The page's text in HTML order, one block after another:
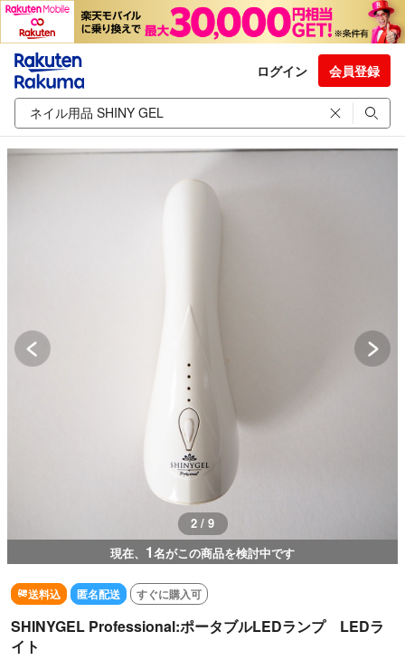
ログイン 会員登録
3 / 9
現在、 1名がこの商品を検討中です
送料込 匿名配送 すぐに購入可
SHINYGEL Professional:ポータブルLEDランプ LEDラ
イト